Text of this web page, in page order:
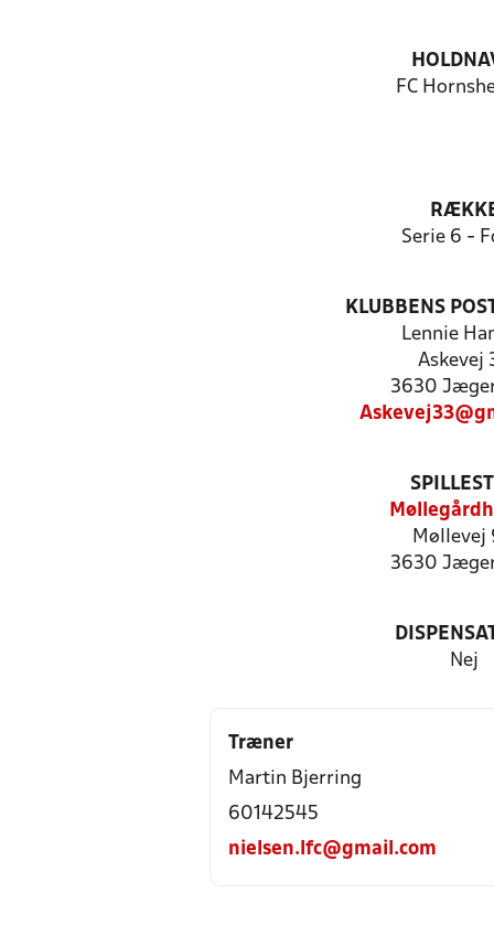
FC
Serie 6 -
KLUBBENS
Lennie
Askevej
3630
Møllevej
3630
Nej
Træner
Martin Bjerring
60142545
nielsen.lfc@gmail.com